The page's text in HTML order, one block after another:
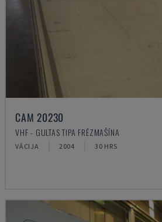
CAM 20230
VHF - GULTAS TIPA FRĒZMAŠĪNA
VĀCIJA 2004 30 HRS